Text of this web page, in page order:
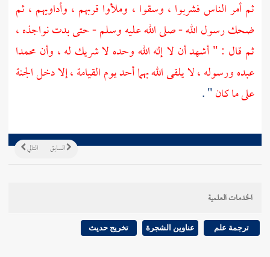
ثم أمر الناس فشربوا ، وسقوا ، وملأوا قربهم ، وأداويهم ، ثم
ضحك رسول الله - صلى الله عليه وسلم - حتى بدت نواجذه ،
ثم قال : " أشهد أن لا إله الله وحده لا شريك له ، وأن محمدا
عبده ورسوله ، لا يلقى الله بهما أحد يوم القيامة ، إلا دخل الجنة
على ما كان" .
التالي السابق
الخدمات العلمية
ترجمة علم عناوين الشجرة تخريج حديث